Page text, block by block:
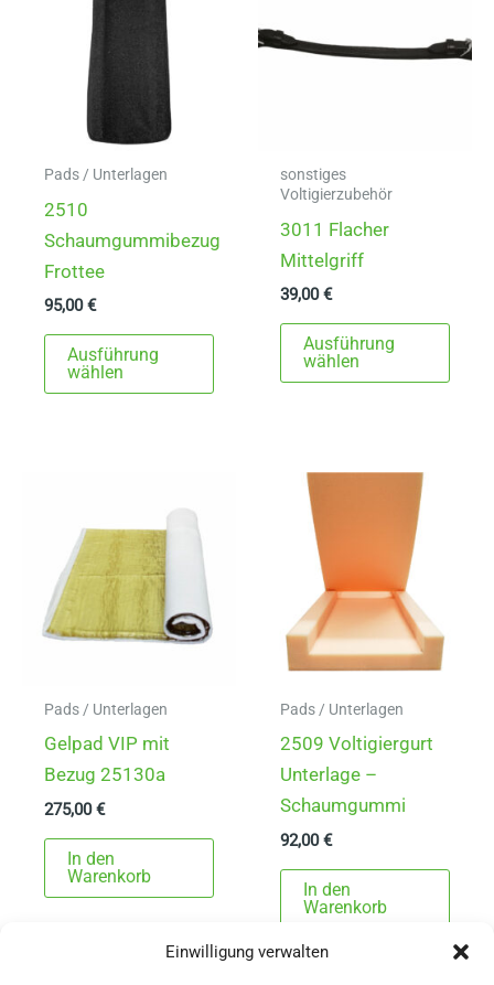
Einwilligung verwalten
Pads / Unterlagen
2510
Schaumgummibezug
Frottee
95,00€
Ausführung
wählen
Dieses
weist
Produktseite
sonstiges
Voltigierzubehör
3011 Flacher
Mittelgriff
39,00€
Ausführung
wählen
weist
Pads / Unterlagen
Gelpad VIP mit
Bezug 25130a
275,00€
In den
Warenkorb
Pads / Unterlagen
2509 Voltigiergurt
Unterlage –
Schaumgummi
92,00€
In den
Warenkorb